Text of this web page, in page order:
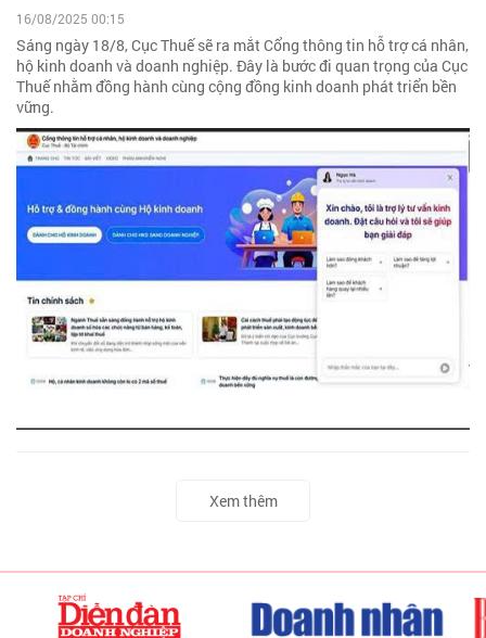
16/08/2025 00:15
Sáng ngày 18/8, Cục Thuế sẽ ra mắt Cổng thông tin hỗ trợ cá nhân,
hộ kinh doanh và doanh nghiệp. Đây là bước đi quan trọng của Cục
Thuế nhằm đồng hành cùng cộng đồng kinh doanh phát triển bền
vững.
Xem thêm